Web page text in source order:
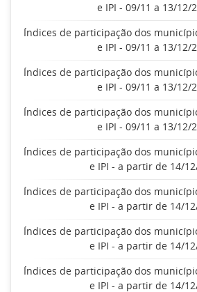
e IPI - 09/11 a 13/12/
Índices de participação dos
e IPI - 09/11 a 13/12/
Índices de participação dos
e IPI - 09/11 a 13/12/
Índices de participação dos
e IPI - 09/11 a 13/12/
Índices de participação dos
e IPI - a partir de 14/
Índices de participação dos
e IPI - a partir de 14/
Índices de participação dos
e IPI - a partir de 14/
Índices de participação dos
e IPI - a partir de 14/